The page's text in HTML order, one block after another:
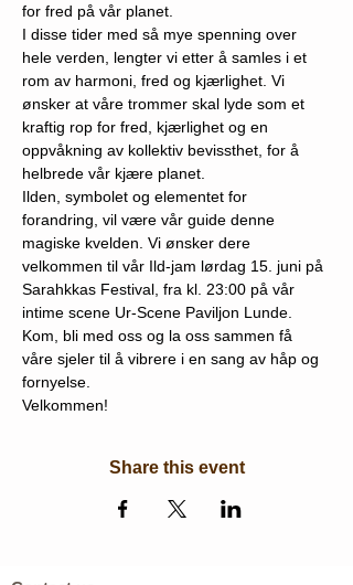
for fred på vår planet.
I disse tider med så mye spenning over
hele verden, lengter vi etter å samles i et
rom av harmoni, fred og kjærlighet. Vi
ønsker at våre trommer skal lyde som et
kraftig rop for fred, kjærlighet og en
oppvåkning av kollektiv bevissthet, for å
helbrede vår kjære planet.
Ilden, symbolet og elementet for
forandring, vil være vår guide denne
magiske kvelden. Vi ønsker dere
velkommen til vår Ild-jam lørdag 15. juni på
Sarahkkas Festival, fra kl. 23:00 på vår
intime scene Ur-Scene Paviljon Lunde.
Kom, bli med oss og la oss sammen få
våre sjeler til å vibrere i en sang av håp og
fornyelse.
Velkommen!
Share this event